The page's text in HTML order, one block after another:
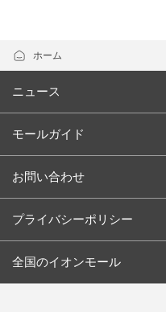
ホーム
ニュース
モールガイド
お問い合わせ
プライバシーポリシー
全国のイオンモール